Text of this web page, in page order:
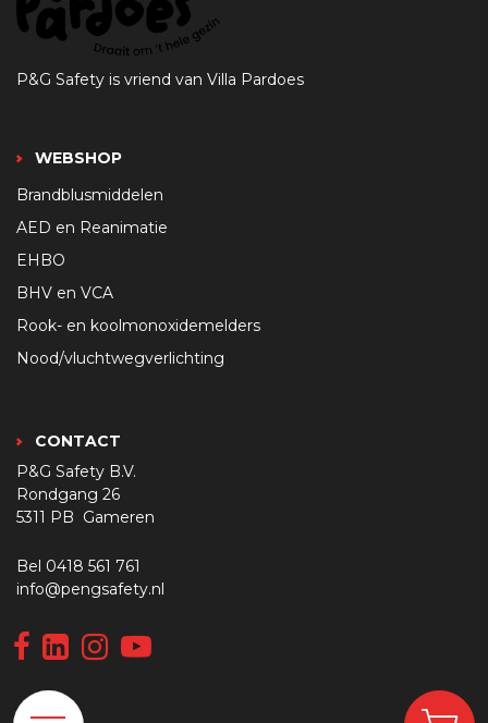
P&G Safety is vriend van Villa Pardoes
WEBSHOP
Brandblusmiddelen
AED en Reanimatie
EHBO
BHV en VCA
Rook- en koolmonoxidemelders
Nood/vluchtwegverlichting
CONTACT
P&G Safety B.V.
Rondgang 26
5311 PB Gameren
Bel 0418 561 761
info@pengsafety.nl